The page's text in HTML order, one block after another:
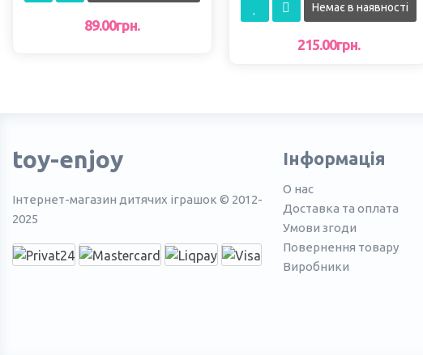
89.00грн.
XOKO
Немає в наявності
215.00грн.
toy-enjoy
Інтернет-магазин дитячих іграшок © 2012-
2025
Інформація
О нас
Доставка та оплата
Умови згоди
Повернення товару
Виробники